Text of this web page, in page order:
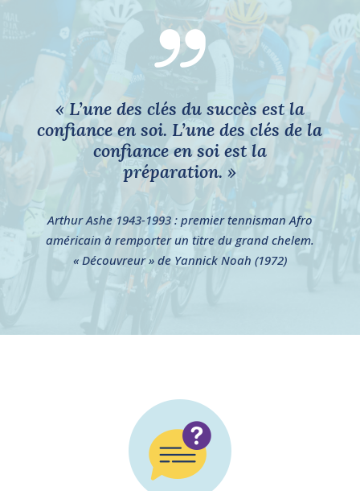
« L’une des clés du succès est la
confiance en soi. L’une des clés de la
confiance en soi est la
préparation. »
Arthur Ashe 1943-1993 : premier tennisman Afro
américain à remporter un titre du grand chelem.
« Découvreur » de Yannick Noah (1972)